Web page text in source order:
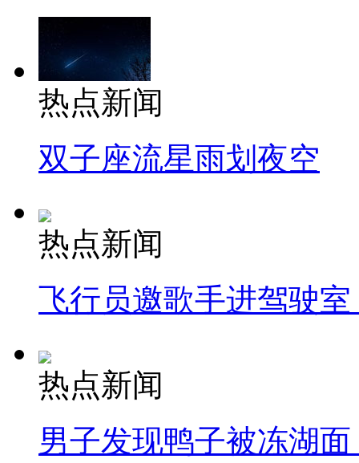
热点新闻
双子座流星雨划夜空
热点新闻
飞行员邀歌手进驾驶
热点新闻
男子发现鸭子被冻湖